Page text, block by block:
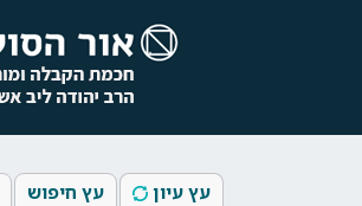
עץ עיון עץ חיפוש